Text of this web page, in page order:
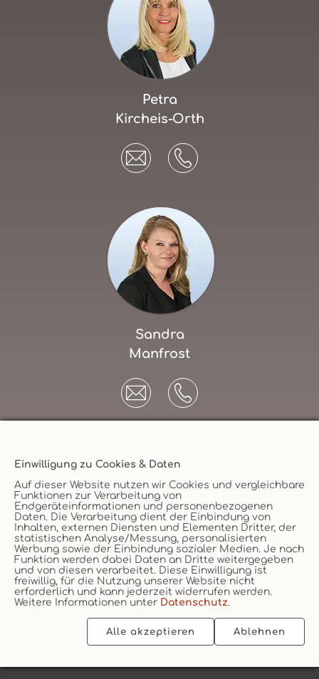
Einwilligung zu Cookies & Daten
Auf dieser Website nutzen wir Cookies und vergleichbare
Funktionen zur Verarbeitung von
Endgeräteinformationen und personenbezogenen
Daten. Die Verarbeitung dient der Einbindung von
Inhalten, externen Diensten und Elementen Dritter, der
statistischen Analyse/Messung, personalisierten
Werbung sowie der Einbindung sozialer Medien. Je nach
Funktion werden dabei Daten an Dritte weitergegeben
und von diesen verarbeitet. Diese Einwilligung ist
freiwillig, für die Nutzung unserer Website nicht
erforderlich und kann jederzeit widerrufen werden.
Weitere Informationen unter Datenschutz.
Alle akzeptieren Ablehnen
Petra
Kircheis-Orth
Sandra
Manfrost
Versicherungsmakler
Vertrag widerruf
Unternehmen
AGB
Datenschutz
Impressum
Erstinformation
Cookie
2026 © vs vergleichen-und-sparen GmbH